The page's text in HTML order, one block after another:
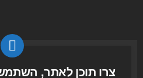
צרו תוכן לאתר,